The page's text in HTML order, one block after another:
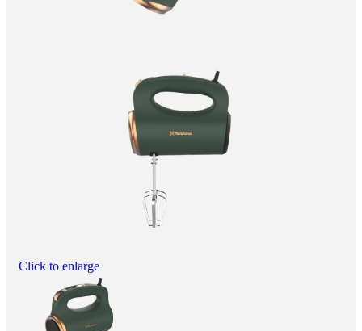
Click to enlarge